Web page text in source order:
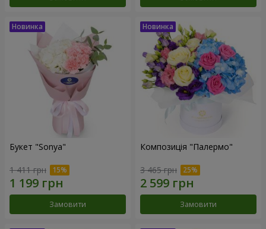
Букет "Sonya"
1 411 грн
Замовити
Композиція "Палермо"
3 465 грн
Замовити